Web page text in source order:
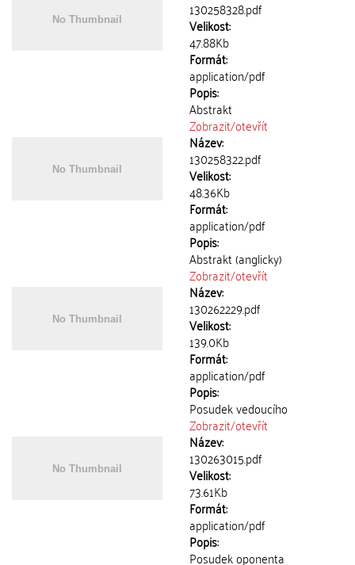
130258328.pdf
Velikost:
47.88Kb
Formát:
application/pdf
Popis:
Abstrakt
Zobrazit/otevřít
Název:
130258322.pdf
Velikost:
48.36Kb
Formát:
application/pdf
Popis:
Abstrakt (anglicky)
Zobrazit/otevřít
Název:
130262229.pdf
Velikost:
139.0Kb
Formát:
application/pdf
Popis:
Posudek vedoucího
Zobrazit/otevřít
Název:
130263015.pdf
Velikost:
73.61Kb
Formát:
application/pdf
Popis:
Posudek oponenta